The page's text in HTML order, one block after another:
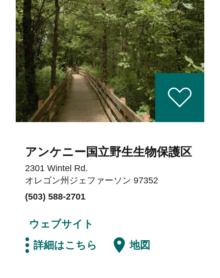
アンケニー国立野生生物保護区
2301 Wintel Rd.
オレゴン州ジェファーソン 97352
(503) 588-2701
ウェブサイト
詳細はこちら
地図